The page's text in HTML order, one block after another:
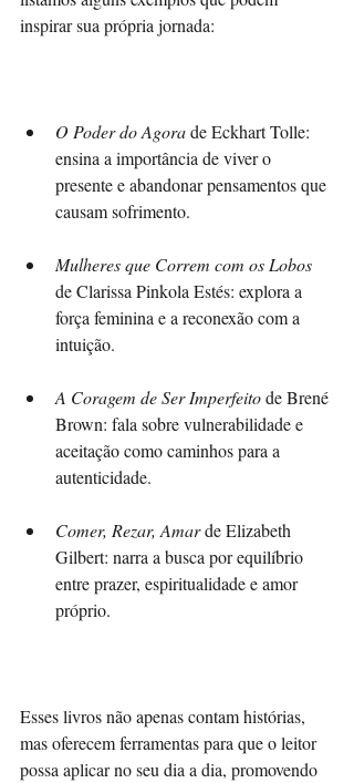
inspirar sua própria jornada:
O Poder do Agora de Eckhart Tolle:
ensina a importância de viver o
presente e abandonar pensamentos que
causam sofrimento.
Mulheres que Correm com os Lobos
de Clarissa Pinkola Estés: explora a
força feminina e a reconexão com a
intuição.
A Coragem de Ser Imperfeito de Brené
Brown: fala sobre vulnerabilidade e
aceitação como caminhos para a
autenticidade.
Comer, Rezar, Amar de Elizabeth
Gilbert: narra a busca por equilíbrio
entre prazer, espiritualidade e amor
próprio.
Esses livros não apenas contam histórias,
mas oferecem ferramentas para que o leitor
possa aplicar no seu dia a dia, promovendo